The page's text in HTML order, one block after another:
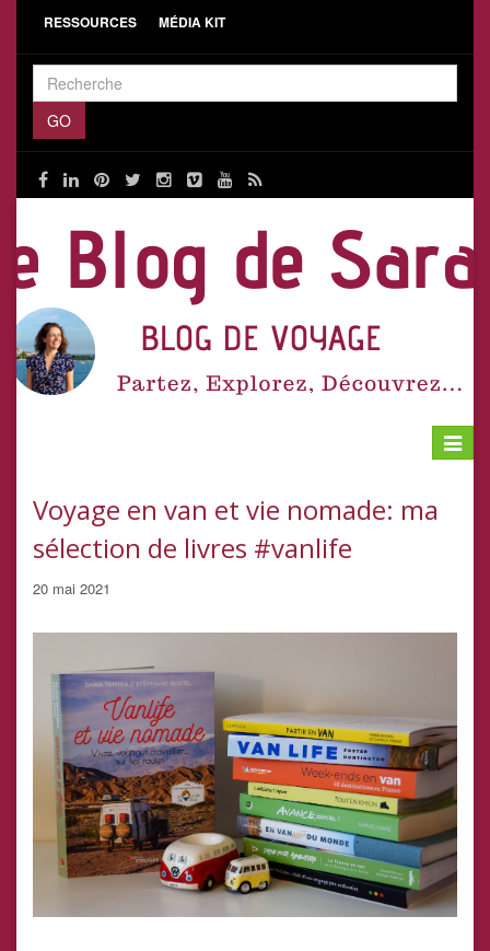
RESSOURCES MÉDIA KIT
Toggle
Voyage en van et vie nomade: ma
sélection de livres #vanlife
20 mai 2021